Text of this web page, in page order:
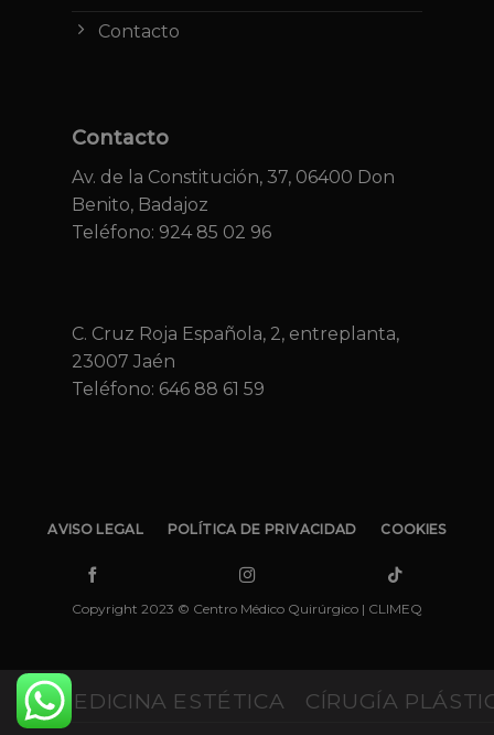
Contacto
Contacto
Av. de la Constitución, 37, 06400 Don
Benito, Badajoz
Teléfono: 924 85 02 96
C. Cruz Roja Española, 2, entreplanta,
23007 Jaén
Teléfono: 646 88 61 59
AVISO LEGAL POLÍTICA DE PRIVACIDAD COOKIES
Copyright 2023 © Centro Médico Quirúrgico | CLIMEQ
MEDICINA ESTÉTICA CÍRUGÍA